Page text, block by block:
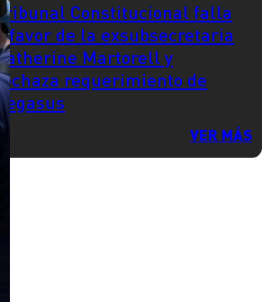
Tribunal Constitucional falla
a favor de la exsubsecretaria
Martorell y
requerimiento de
VER MÁS